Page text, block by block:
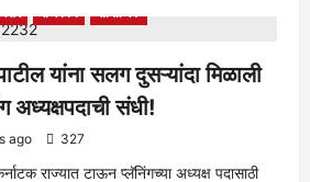
यांना सलग दुसऱ्यांदा मिळाली
अध्यक्षपदाची संधी!
ago 327
राज्यात टाऊन प्लॅनिंगच्या अध्यक्ष पदासाठी